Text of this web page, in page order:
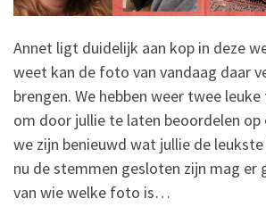
Annet ligt duidelijk aan kop in deze
weet kan de foto van vandaag daar
brengen. We hebben weer twee
om door jullie te laten beoordelen op
we zijn benieuwd wat jullie de
nu de stemmen gesloten zijn mag er
van wie welke foto is…